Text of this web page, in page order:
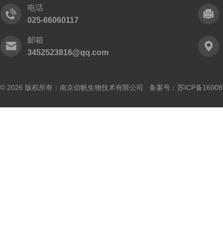
电话
025-66060117
邮箱
3452523816@qq.com
© 2026 版权所有：南京信帆生物技术有限公司 备案号： 苏ICP备